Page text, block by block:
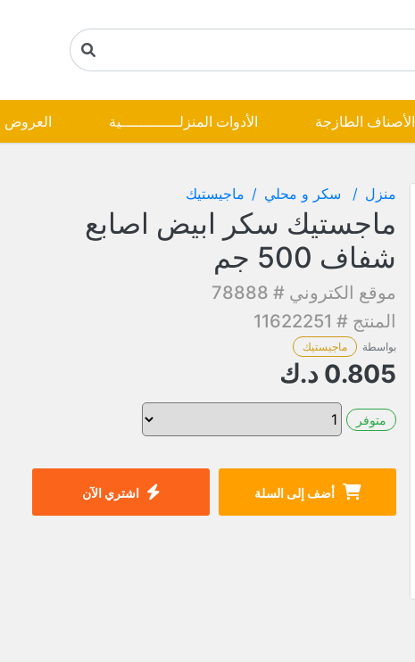
الأصناف الطازجة الأدوات المنزلـــــــــــــية العروض
منزل سكر و محلي ماجيستيك
ماجستيك سكر ابيض اصابع
شفاف 500 جم
موقع الكتروني # 78888
المنتج # 11622251
بواسطة ماجيستيك
0.805 د.ك
متوفر
أضف إلى السلة اشتري الآن